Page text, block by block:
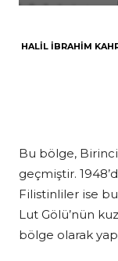
HALIL İBRAHIM
Bu bölge, Birinci
geçmiştir.
Filistinliler ise
Lut Gölü’nün
bölge olarak